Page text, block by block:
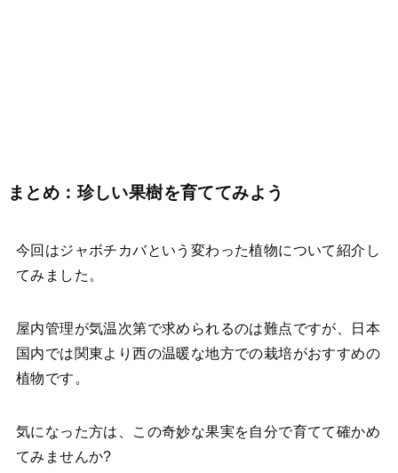
まとめ：珍しい果樹を育ててみよう
今回はジャボチカバという変わった植物について紹介し
てみました。
屋内管理が気温次第で求められるのは難点ですが、日本
国内では関東より西の温暖な地方での栽培がおすすめの
植物です。
気になった方は、この奇妙な果実を自分で育てて確かめ
てみませんか?